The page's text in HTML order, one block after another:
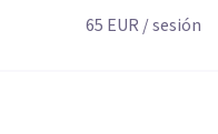
65 EUR / sesión